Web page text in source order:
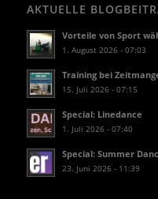
AKTUELLE
Vorteile von Sport
1. August 2026 - 07:03
Training bei
15. Juli 2026 - 07:15
Special: Linedance
1. Juli 2026 - 07:40
Special: Summer
23. Juni 2026 - 11:39